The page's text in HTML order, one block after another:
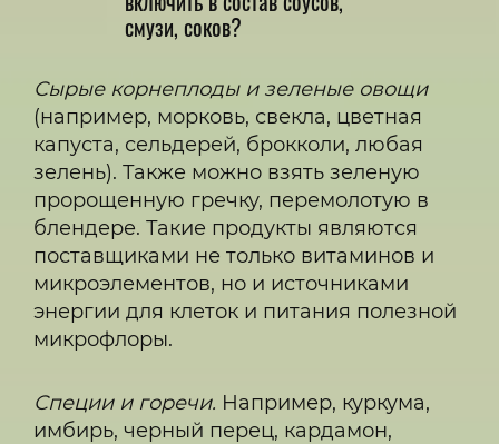
смузи, соков?
Сырые корнеплоды и зеленые овощи
(например, морковь, свекла, цветная
капуста, сельдерей, брокколи, любая
зелень). Также можно взять зеленую
пророщенную гречку, перемолотую в
блендере. Такие продукты являются
поставщиками не только витаминов и
микроэлементов, но и источниками
энергии для клеток и питания полезной
микрофлоры.
Специи и горечи. Например, куркума,
имбирь, черный перец, кардамон,